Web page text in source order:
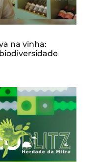
na vinha: